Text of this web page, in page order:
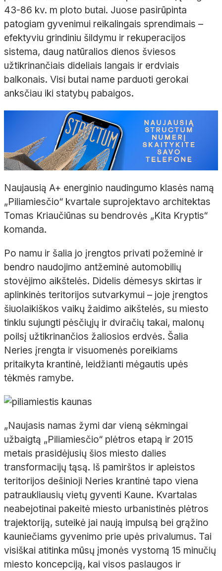
43-86 kv. m ploto butai. Juose pasirūpinta
patogiam gyvenimui reikalingais sprendimais –
efektyviu grindiniu šildymu ir rekuperacijos
sistema, daug natūralios dienos šviesos
užtikrinančiais dideliais langais ir erdviais
balkonais. Visi butai name parduoti gerokai
anksčiau iki statybų pabaigos.
Naujausią A+ energinio naudingumo klasės namą
„Piliamiesčio“ kvartale suprojektavo architektas
Tomas Kriaučiūnas su bendrovės „Kita Kryptis“
komanda.
Po namu ir šalia jo įrengtos privati požeminė ir
bendro naudojimo antžeminė automobilių
stovėjimo aikštelės. Didelis dėmesys skirtas ir
aplinkinės teritorijos sutvarkymui – joje įrengtos
šiuolaikiškos vaikų žaidimo aikštelės, su miesto
tinklu sujungti pėsčiųjų ir dviračių takai, malonų
poilsį užtikrinančios žaliosios erdvės. Šalia
Neries įrengta ir visuomenės poreikiams
pritaikyta krantinė, leidžianti mėgautis upės
tėkmės ramybe.
„Naujasis namas žymi dar vieną sėkmingai
užbaigtą „Piliamiesčio“ plėtros etapą ir 2015
metais prasidėjusių šios miesto dalies
transformacijų tąsą. Iš pamirštos ir apleistos
teritorijos dešinioji Neries krantinė tapo viena
patraukliausių vietų gyventi Kaune. Kvartalas
neabejotinai pakeitė miesto urbanistinės plėtros
trajektoriją, suteikė jai naują impulsą bei grąžino
kauniečiams gyvenimo prie upės privalumus. Tai
visiškai atitinka mūsų įmonės vystomą 15 minučių
miesto koncepciją, kai visos paslaugos ir